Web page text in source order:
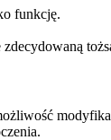
funkcję.